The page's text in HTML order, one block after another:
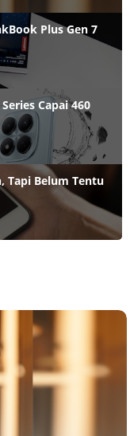
Plus Gen 7
Capai 460
Tapi Belum Tentu